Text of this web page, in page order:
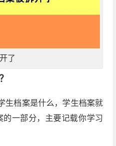
了
生档案是什么，学生档案就
一部分，主要记载你学习